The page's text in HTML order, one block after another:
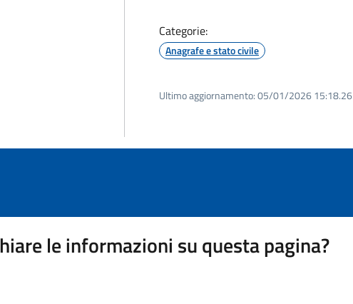
Categorie:
Anagrafe e stato civile
Ultimo aggiornamento:05/01/2026 15:18.26
le informazioni su questa pagina?